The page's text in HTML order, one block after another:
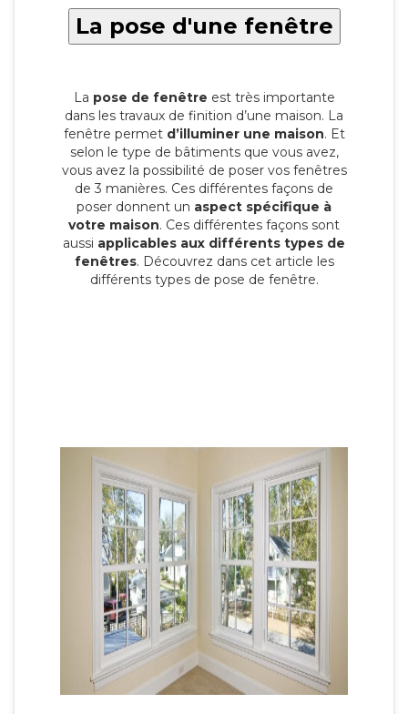
La pose d'une fenêtre
La pose de fenêtre est très importante
dans les travaux de finition d’une maison. La
fenêtre permet d’illuminer une maison. Et
selon le type de bâtiments que vous avez,
vous avez la possibilité de poser vos fenêtres
de 3 manières. Ces différentes façons de
poser donnent un aspect spécifique à
votre maison. Ces différentes façons sont
aussi applicables aux différents types de
fenêtres. Découvrez dans cet article les
différents types de pose de fenêtre.